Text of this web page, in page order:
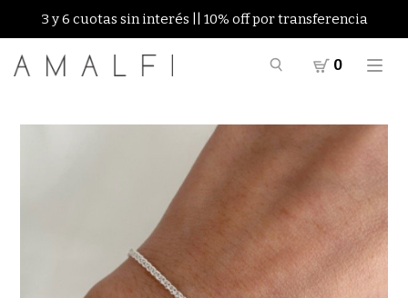
3 y 6 cuotas sin interés || 10% off por transferencia
0